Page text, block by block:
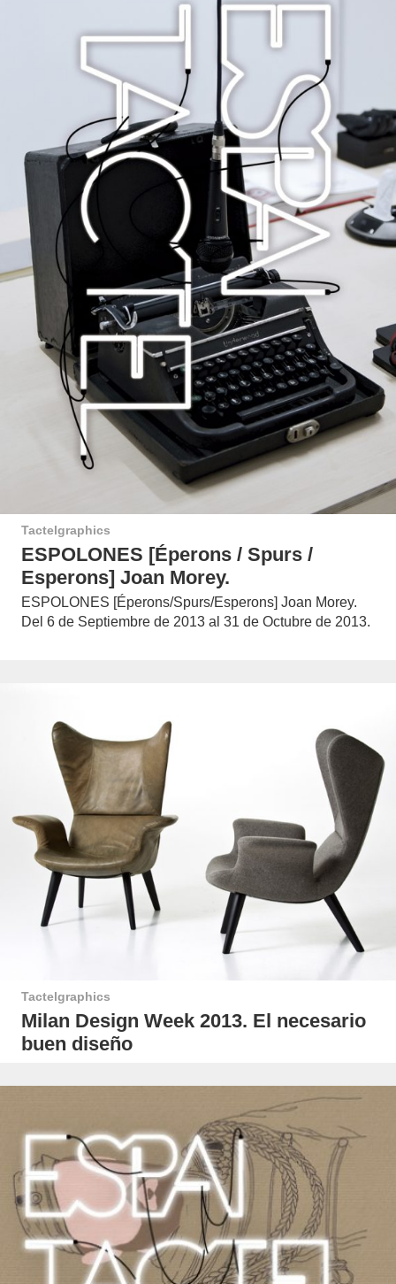
Tactelgraphics
ESPOLONES [Éperons / Spurs /
Esperons] Joan Morey.
ESPOLONES [Éperons/Spurs/Esperons] Joan Morey.
Del 6 de Septiembre de 2013 al 31 de Octubre de 2013.
Tactelgraphics
Milan Design Week 2013. El necesario
buen diseño